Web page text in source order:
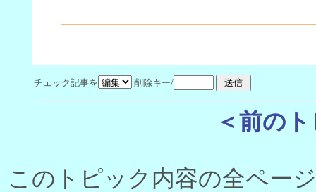
チェック記事を 削除キー/
＜前の
このトピック内容の全ペー